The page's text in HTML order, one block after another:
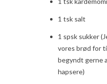
1 tsk salt
1 spsk sukker
vores brød for
begyndt gerne
hapsere)